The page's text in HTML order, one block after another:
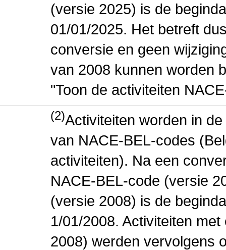
(versie 2025) is de
01/01/2025. Het betreft
conversie en geen
van 2008 kunnen worden
"Toon de activiteiten
(2)Activiteiten worden in
van NACE-BEL-codes
activiteiten). Na een
NACE-BEL-code (versie
(versie 2008) is de
1/01/2008. Activiteiten
2008) werden vervolgens